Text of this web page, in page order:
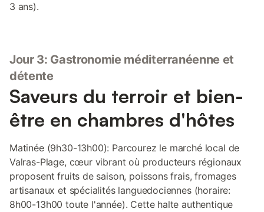
3 ans).
Jour 3: Gastronomie méditerranéenne et
détente
Saveurs du terroir et bien-
être en chambres d'hôtes
Matinée (9h30-13h00): Parcourez le marché local de
Valras-Plage, cœur vibrant où producteurs régionaux
proposent fruits de saison, poissons frais, fromages
artisanaux et spécialités languedociennes (horaire:
8h00-13h00 toute l'année). Cette halte authentique